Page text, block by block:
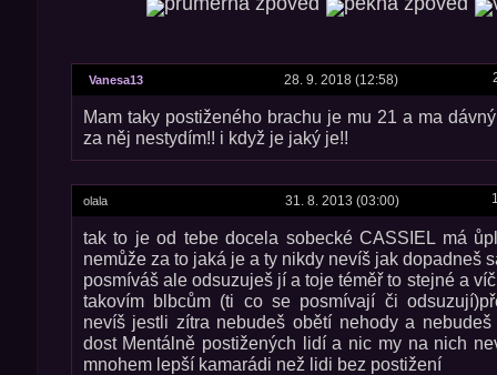
Vanesa13 28. 9. 2018 (12:58)
Mam taky postiženého brachu je mu 21 a ma
za něj nestydím!! i když je jaký je!!
olala 31. 8. 2013 (03:00)
tak to je od tebe docela sobecké CASSIEL má
nemůže za to jaká je a ty nikdy nevíš jak dopadneš
posmíváš ale odsuzuješ jí a toje téměř to stejné a
takovím blbcům (ti co se posmívají či
nevíš jestli zítra nebudeš obětí nehody a
dost Mentálně postižených lidí a nic my na nich
mnohem lepší kamarádi než lidi bez postižení